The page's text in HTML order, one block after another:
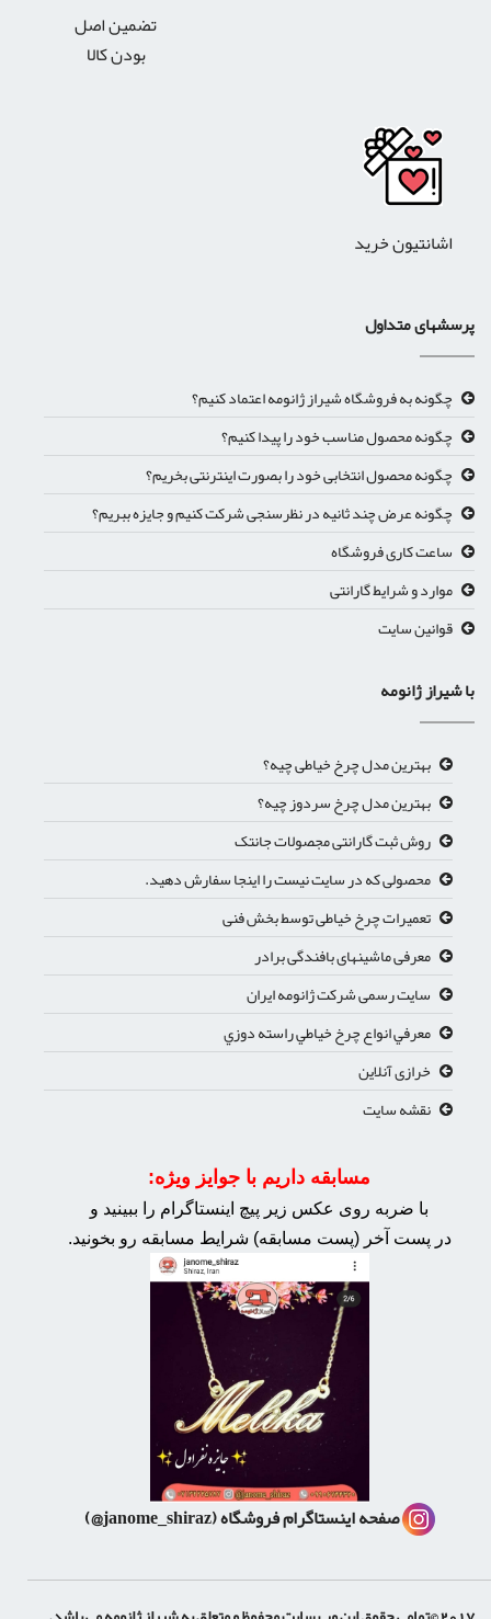
تضمین اصل
بودن کالا
اشانتیون خرید
پرسشهای متداول
چگونه به فروشگاه شیراز ژانومه اعتماد کنیم؟
چگونه محصول مناسب خود را پیدا کنیم؟
چگونه محصول انتخابی خود را بصورت اینترنتی بخریم؟
چگونه عرض چند ثانیه در نظرسنجی شرکت کنیم و جایزه ببریم؟
ساعت کاری فروشگاه
موارد و شرایط گارانتی
قوانین سایت
با شیراز ژانومه
بهترین مدل چرخ خیاطی چیه؟
بهترین مدل چرخ سردوز چیه؟
روش ثبت گارانتی مجصولات جانتک
محصولی که در سایت نیست را اینجا سفارش دهید.
تعمیرات چرخ خیاطی توسط بخش فنی
معرفی ماشینهای بافندگی برادر
سایت رسمی شرکت ژانومه ایران
معرفي انواع چرخ خياطي راسته دوزي
خرازی آنلاین
نقشه سایت
مسابقه داریم با جوایز ویژه:
با ضربه روی عکس زیر پیچ اینستاگرام را ببینید و
در پست آخر (پست مسابقه) شرایط مسابقه رو بخونید.
صفحه اینستاگرام فروشگاه(janome_shiraz@)